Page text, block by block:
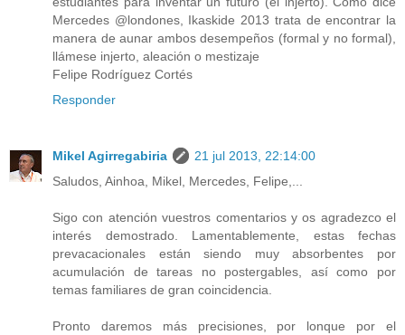
Mercedes @londones, Ikaskide 2013 trata de encontrar la
manera de aunar ambos desempeños (formal y no formal),
llámese injerto, aleación o mestizaje
Felipe Rodríguez Cortés
Responder
Mikel Agirregabiria
21 jul 2013, 22:14:00
Saludos, Ainhoa, Mikel, Mercedes, Felipe,...
Sigo con atención vuestros comentarios y os agradezco el
interés demostrado. Lamentablemente, estas fechas
prevacacionales están siendo muy absorbentes por
acumulación de tareas no postergables, así como por
temas familiares de gran coincidencia.
Pronto daremos más precisiones, por lonque por el